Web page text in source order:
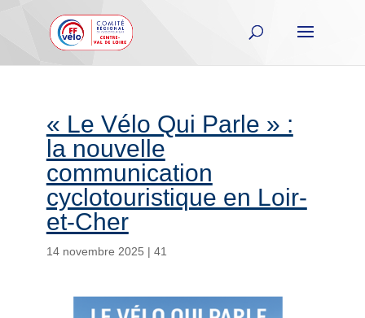
« Le Vélo Qui Parle » :
la nouvelle
communication
cyclotouristique en Loir-
et-Cher
14 novembre 2025 | 41